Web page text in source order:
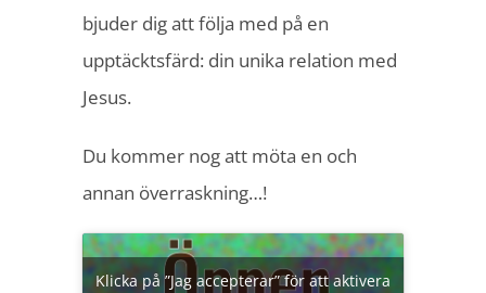
bjuder dig att följa med på en
upptäcktsfärd: din unika relation med
Jesus.
Du kommer nog att möta en och
annan överraskning…!
Klicka på ”Jag accepterar” för att aktivera